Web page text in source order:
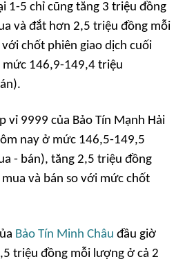
1-5 chỉ cũng tăng 3 triệu đồng
và đắt hơn 2,5 triệu đồng mỗi
chốt phiên giao dịch cuối
mức 146,9-149,4 triệu
vỉ 9999 của Bảo Tín Mạnh Hải
nay ở mức 146,5-149,5
- bán), tăng 2,5 triệu đồng
và bán so với mức chốt
Bảo Tín Minh Châu đầu giờ
triệu đồng mỗi lượng ở cả 2